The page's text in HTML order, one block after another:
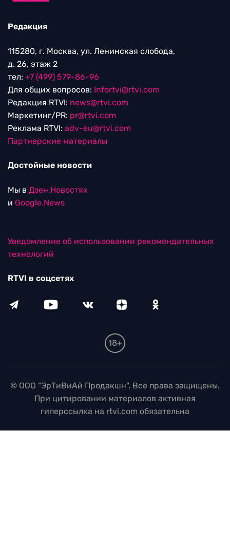
Редакция
115280, г. Москва, ул. Ленинская слобода,
д. 26, этаж 2
тел: +7 (499) 579-86-96
Для общих вопросов: Infortvi@rtvi.com
Редакция RTVI: news@rtvi.com
Маркетинг/PR: pr@rtvi.com
Реклама RTVI: adv-eu@rtvi.com
Партнерские материалы
Достойные новости
Мы в Дзен.Новостях
и Google.News
Уведомление об использовании рекомендательных
технологий
RTVI в соцсетях
18+
© ООО "ЭрТиВиАй Продакшн". Все права защищены.
При цитировании материалов активная
гиперссылка на rtvi.com обязательна